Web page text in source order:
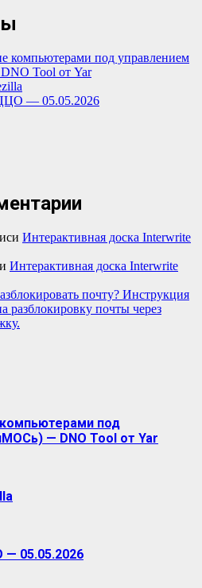
компьютерами под управлением
Tool от Yar
— 05.05.2026
Интерактивная доска Interwrite
Интерактивная доска Interwrite
почту? Инструкция
разблокировку почты через
под
— DNO Tool от Yar
05.05.2026